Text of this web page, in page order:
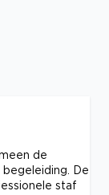
de
De
staf